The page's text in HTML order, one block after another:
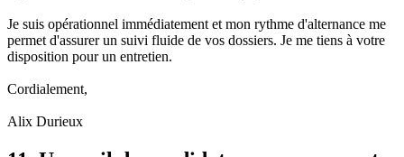
Je suis opérationnel immédiatement et mon rythme d'alternance me
permet d'assurer un suivi fluide de vos dossiers. Je me tiens à votre
disposition pour un entretien.
Cordialement,
Alix Durieux